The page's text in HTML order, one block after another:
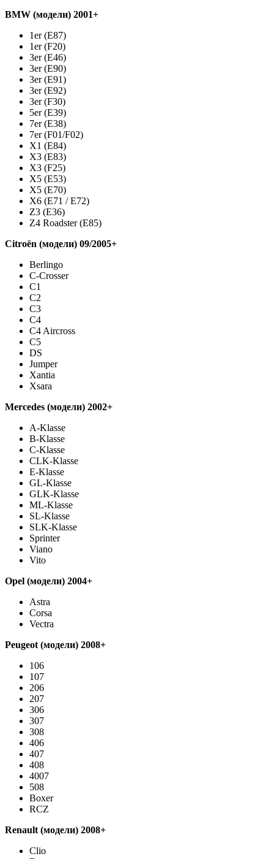
BMW (модели) 2001+
1er (E87)
1er (F20)
3er (E46)
3er (E90)
3er (E91)
3er (E92)
3er (F30)
5er (E39)
7er (E38)
7er (F01/F02)
X1 (E84)
X3 (E83)
X3 (F25)
X5 (E53)
X5 (E70)
X6 (E71 / E72)
Z3 (E36)
Z4 Roadster (E85)
Citroën (модели) 09/2005+
Berlingo
C-Crosser
C1
C2
C3
C4
C4 Aircross
C5
DS
Jumper
Xantia
Xsara
Mercedes (модели) 2002+
A-Klasse
B-Klasse
C-Klasse
CLK-Klasse
E-Klasse
GL-Klasse
GLK-Klasse
ML-Klasse
SL-Klasse
SLK-Klasse
Sprinter
Viano
Vito
Opel (модели) 2004+
Astra
Corsa
Vectra
Peugeot (модели) 2008+
106
107
206
207
306
307
308
406
407
408
4007
508
Boxer
RCZ
Renault (модели) 2008+
Clio